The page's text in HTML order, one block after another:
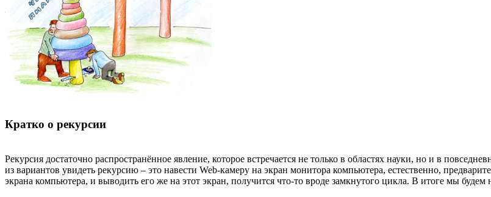
Кратко о рекурсии
Рекурсия достаточно распространённое явление, которое встречается не только в областях науки, но и в
из вариантов увидеть рекурсию – это навести Web-камеру на экран монитора компьютера, естественно,
экрана компьютера, и выводить его же на этот экран, получится что-то вроде замкнутого цикла. В итоге мы будем